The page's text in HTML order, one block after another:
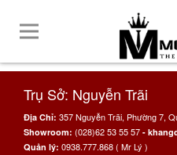
Trụ Sở: Nguyễn Trãi
Địa Chỉ: 357 Nguyễn Trãi, Phường 7,
Showroom: (028)62 53 55 57 -
Quản lý: 0938.777.868 ( Mr Lý )